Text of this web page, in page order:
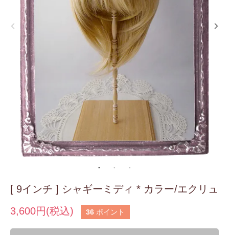
[ 9インチ ] シャギーミディ * カラー/エクリュ
3,600円(税込)
36 ポイント